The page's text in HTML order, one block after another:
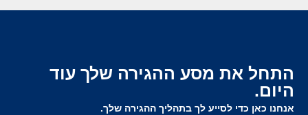
התחל את מסע ההגירה שלך עוד
היום.
אנחנו כאן כדי לסייע לך בתהליך ההגירה שלך.